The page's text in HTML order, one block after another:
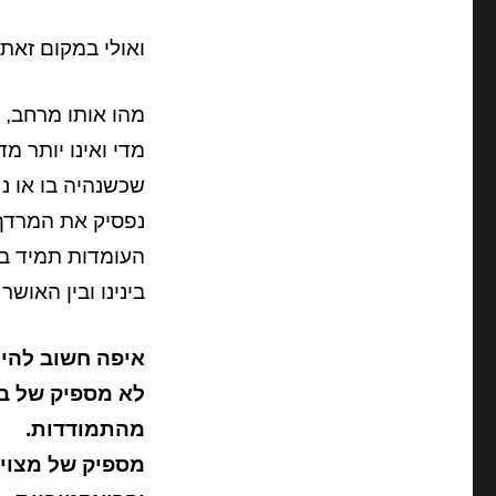
ואולי במקום
מהו אותו מרחב,
מדי ואינו יותר
שכשנהיה בו או
נפסיק את
העומדות תמיד
בינינו ובין
איפה חשוב להיות מספר 1 או
לא מספיק של
מהתמודדות.
מספיק של